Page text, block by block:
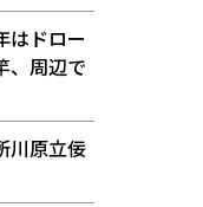
はドロー
、周辺で
川原立佞